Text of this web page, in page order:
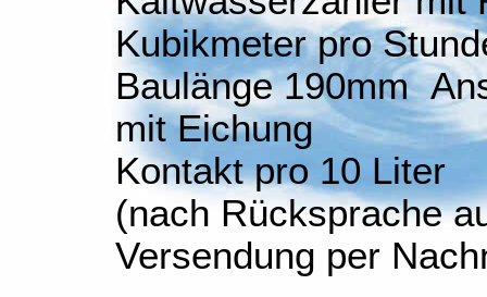
Kubikmeter pro
Baulänge 190mm
mit Eichung
Kontakt pro 10 Liter
(nach Rücksprache
Versendung per